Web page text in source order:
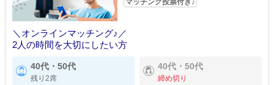
マッチング投票付き♪
＼オンラインマッチング♪／
2人の時間を大切にしたい方
40代・50代
残り2席
40代・50代
締め切り